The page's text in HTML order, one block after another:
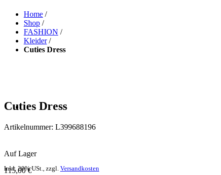
Home /
Shop /
FASHION /
Kleider /
Cuties Dress
Cuties Dress
Artikelnummer: L399688196
Auf Lager
115,00 €
Inkl. 20% USt. zzgl. Versandkosten